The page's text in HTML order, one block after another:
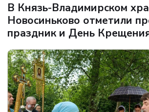
В Князь-Владимирском
Новосиньково отметили
праздник и День